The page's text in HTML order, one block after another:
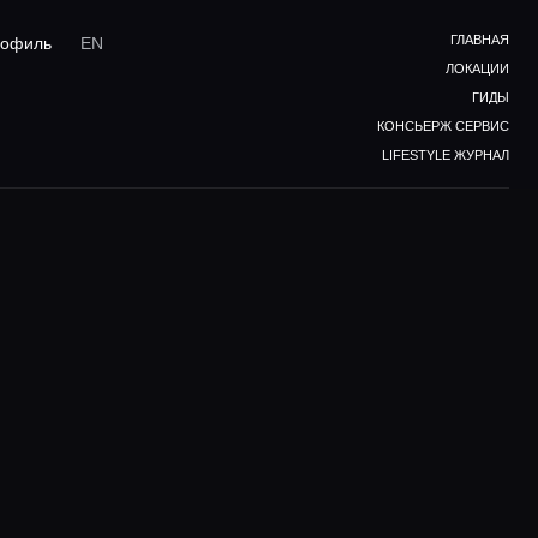
EN
ГЛАВНАЯ
ЛОКАЦИИ
ГИДЫ
КОНСЬЕРЖ СЕРВИС
LIFESTYLE ЖУРНАЛ